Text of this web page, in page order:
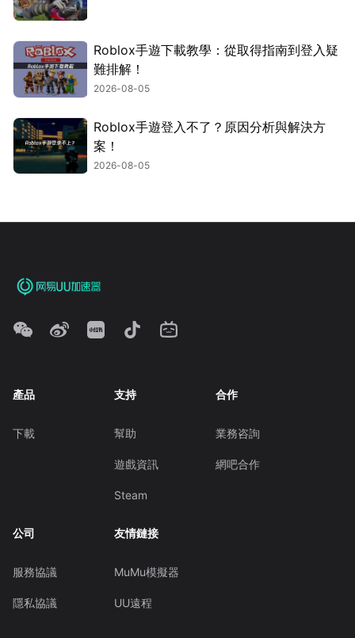
Roblox手遊下載教學：從取得指南到登入疑
難排解！
2026-08-05
Roblox手遊登入不了？原因分析與解決方
案！
2026-08-05
產品
下載
支持
幫助
遊戲資訊
Steam
合作
業務咨詢
網吧合作
公司
服務協議
隱私協議
友情鏈接
MuMu模擬器
UU遠程